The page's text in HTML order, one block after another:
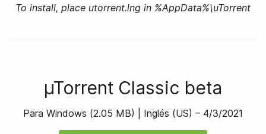
To install, place utorrent.lng in %AppData%\uTorrent
µTorrent Classic beta
Para Windows (2.05 MB) | Inglés (US) – 4/3/2021